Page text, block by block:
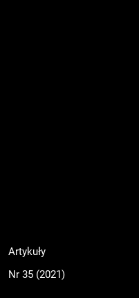
Artykuły
Nr 35 (2021)